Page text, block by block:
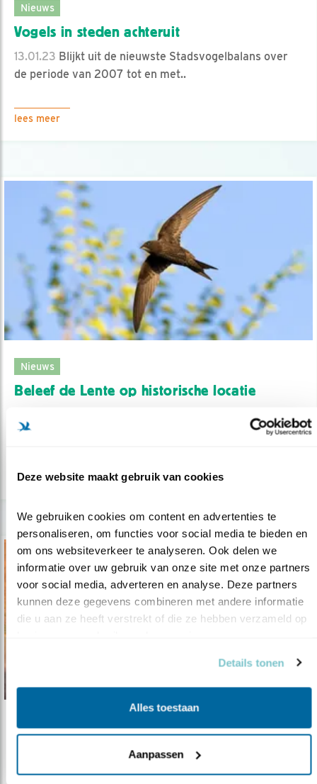
Deze website maakt gebruik van cookies
We gebruiken cookies om content en advertenties te
personaliseren, om functies voor social media te bieden en
om ons websiteverkeer te analyseren. Ook delen we
informatie over uw gebruik van onze site met onze partners
voor social media, adverteren en analyse. Deze partners
kunnen deze gegevens combineren met andere informatie
die u aan ze heeft verstrekt of die ze hebben verzameld op
Details tonen
Alles toestaan
Aanpassen
Nieuws
Vogels in steden achteruit
13.01.23 Blijkt uit de nieuwste Stadsvogelbalans over
de periode van 2007 tot en met..
lees meer
Nieuws
Beleef de Lente op historische locatie
Camera bij broedende gierzwaluwen op
kasteel Waardenburg.
lees meer
Nieuws
Waar broeden de gierzwaluwen?
29.09.21We vroegen u om uit te kijken naar